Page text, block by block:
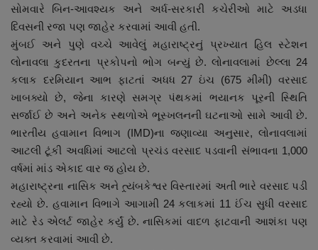
સ્પોર્ટ્સ
રાશિફળ
ગુનાખોરી
બોલિવૂડ
સ્વાસ્થ્ય
સોમવારે બિન-આવશ્યક અને અર્ધ-સરકારી કચેરીઓ માટે અડધા
દિવસની રજા પણ જાહેર કરવામાં આવી હતી.
મુંબઈ અને પુણે વચ્ચે આવેલું મહારાષ્ટ્રનું પ્રખ્યાત હિલ સ્ટેશન
લોનાવલા કુદરતના પ્રકોપનો ભોગ બન્યું છે. લોનાવલામાં છેલ્લા 24
કલાક દરમિયાન આભ ફાટતાં અધધ 27 ઇંચ (675 મીમી) વરસાદ
ખાબક્યો છે, જેના કારણે સમગ્ર પંથકમાં ભયાનક પૂરની સ્થિતિ
સર્જાઈ છે અને અનેક સ્થળોએ ભૂસ્ખલનની ઘટનાઓ સામે આવી છે.
ભારતીય હવામાન વિભાગ (IMD)ના જણાવ્યા અનુસાર, લોનાવલામાં
આટલી ટૂંકી અવધિમાં આટલો પ્રચંડ વરસાદ પડવાની સંભાવના 1,000
વર્ષમાં માંડ એકાદ વાર જ હોય છે.
મહારાષ્ટ્રના નાસિક અને ત્ર્યંબકેશ્વર વિસ્તારમાં અતી ભારે વરસાદ પડી
રહ્યો છે. હવામાન વિભાગે આગામી 24 કલાકમાં 11 ઈંચ સુધી વરસાદ
માટે રેડ એલર્ટ જાહેર કર્યું છે. નાસિકમાં વાદળ ફાટવાની આશંકા પણ
વ્યક્ત કરવામાં આવી છે.